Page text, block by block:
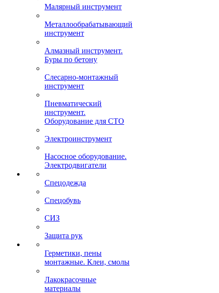
Малярный инструмент
Металлообрабатывающий
инструмент
Алмазный инструмент.
Буры по бетону
Слесарно-монтажный
инструмент
Пневматический
инструмент.
Оборудование для СТО
Электроинструмент
Насосное оборудование.
Электродвигатели
Спецодежда
Спецобувь
СИЗ
Защита рук
Герметики, пены
монтажные. Клеи, смолы
Лакокрасочные
материалы